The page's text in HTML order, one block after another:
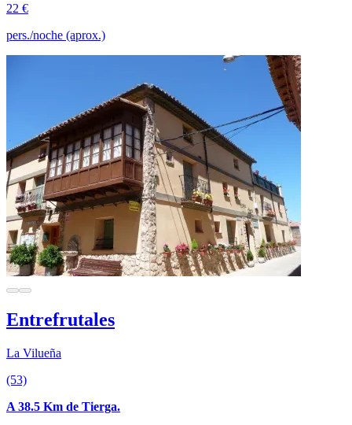
22 €
pers./noche (aprox.)
Entrefrutales
La Vilueña
(53)
A 38.5 Km de Tierga.